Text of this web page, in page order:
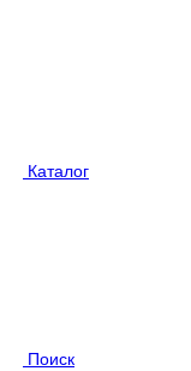
Каталог
Поиск